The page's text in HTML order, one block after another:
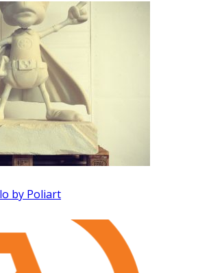
by Poliart